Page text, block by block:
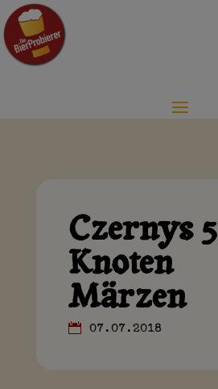
Czernys 5½
Knoten
Märzen
07.07.2018